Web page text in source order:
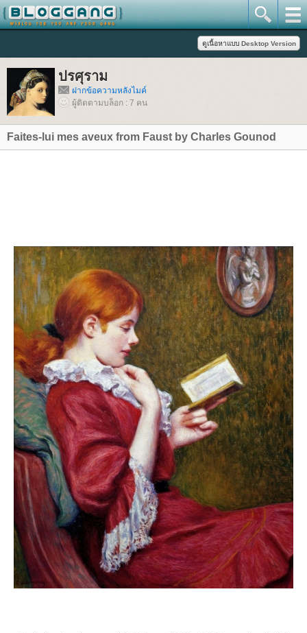
ปรศุราม
ฝากข้อความหลังไมค์
ผู้ติดตามบล็อก : 7 คน
Faites-lui mes aveux from Faust by Charles Gounod